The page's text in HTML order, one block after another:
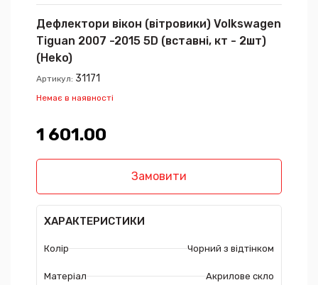
Дефлектори вікон (вітровики) Volkswagen
Tiguan 2007 -2015 5D (вставні, кт - 2шт)
(Heko)
Артикул: 31171
Немає в наявності
1 601.00₴
Замовити
ХАРАКТЕРИСТИКИ
Колір Чорний з відтінком
Матеріал Акрилове скло